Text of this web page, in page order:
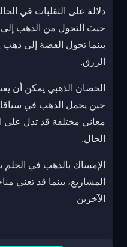
دلالة على التقلبات في
حيث التحول من الذهب
بينما تحول الفضة إلى ذهب
الرزق.
الحصان الذهبي يمكن أن
حين يحمل الذهب في
معاني مختلفة قد تدل على
الحال.
الإمساك بالذهب في الحلم
المشاريع، بينما قد تعني
الآخرين